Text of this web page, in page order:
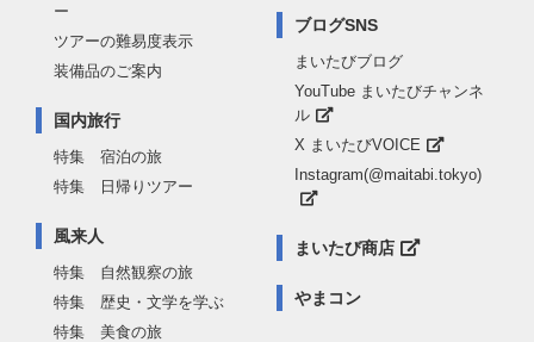
ー
ツアーの難易度表示
装備品のご案内
国内旅行
特集 宿泊の旅
特集 日帰りツアー
風来人
特集 自然観察の旅
特集 歴史・文学を学ぶ
特集 美食の旅
ブログSNS
まいたびブログ
YouTube まいたびチャンネ
ル
X まいたびVOICE
Instagram(@maitabi.tokyo)
まいたび商店
やまコン